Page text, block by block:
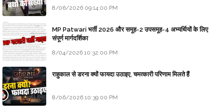
8/06/2026 09:14:00 PM
MP Patwari भर्ती 2026 और समूह-2 उपसमूह-4 अभ्यर्थियों के लिए
संपूर्ण मार्गदर्शिका
8/04/2026 10:32:00 PM
राहुकाल से डरना क्यों फायदा उठाइए, चमत्कारी परिणाम मिलते हैं
8/06/2026 10:39:00 PM